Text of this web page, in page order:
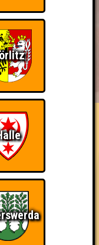
teil
~